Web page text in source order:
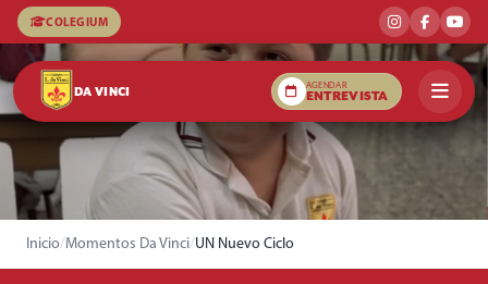
COLEGIUM
DA VINCI AGENDAR
ENTREVISTA
Inicio/Momentos Da Vinci/UN Nuevo Ciclo